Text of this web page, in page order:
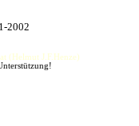
2002
(Helmut J.F.Henze)